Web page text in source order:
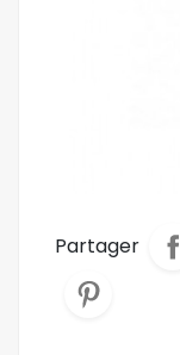
Partager